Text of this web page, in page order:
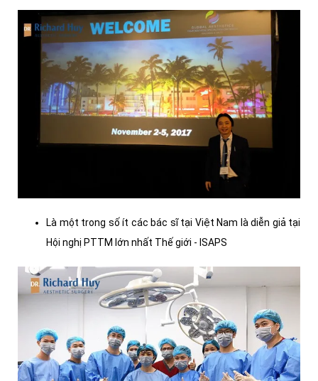
Là một trong số ít các bác sĩ tại Việt Nam là diễn giả tại
Hội nghị PTTM lớn nhất Thế giới - ISAPS